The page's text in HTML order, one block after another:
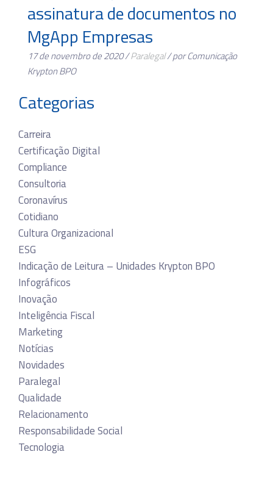
assinatura de documentos no
MgApp Empresas
17 de novembro de 2020 /Paralegal/ por Comunicação
Krypton BPO
Categorias
Carreira
Certificação Digital
Compliance
Consultoria
Coronavírus
Cotidiano
Cultura Organizacional
ESG
Indicação de Leitura – Unidades Krypton BPO
Infográficos
Inovação
Inteligência Fiscal
Marketing
Notícias
Novidades
Paralegal
Qualidade
Relacionamento
Responsabilidade Social
Tecnologia